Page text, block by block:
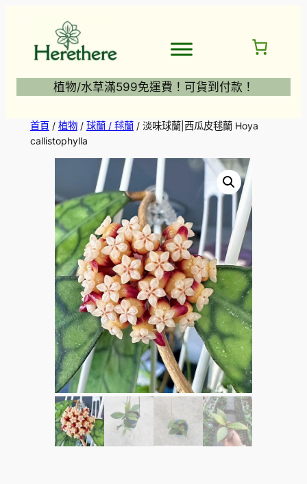
植物/水草滿599免運費！可貨到付款！
首頁/ 植物/ 球蘭 / 毬蘭/ 淡味球蘭|西瓜皮毬蘭 Hoya
callistophylla